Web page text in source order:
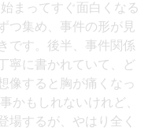
まってすぐ面白くなる
つ集め、事件の形が見
です。後半、事件関係
寧に書かれていて、ど
像すると胸が痛くなっ
かもしれないけれど、
場するが、やはり全く